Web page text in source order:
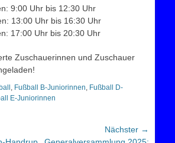
9:00 Uhr bis 12:30 Uhr
13:00 Uhr bis 16:30 Uhr
17:00 Uhr bis 20:30 Uhr
Zuschauerinnen und Zuschauer
, Fußball B-Juniorinnen, Fußball D-
E-Juniorinnen
Nächster →